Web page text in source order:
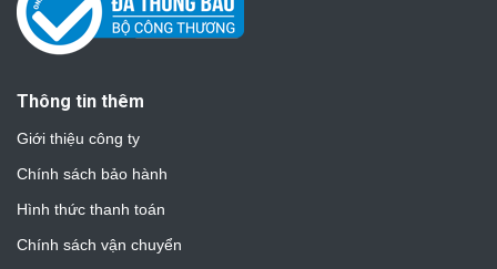
Thông tin thêm
Giới thiệu công ty
Chính sách bảo hành
Hình thức thanh toán
Chính sách vận chuyển